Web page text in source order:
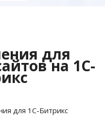
для
на 1С-
для 1С-Битрикс